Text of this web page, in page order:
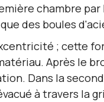
chambre
des boules
; cette
Après le
Dans la
à travers la